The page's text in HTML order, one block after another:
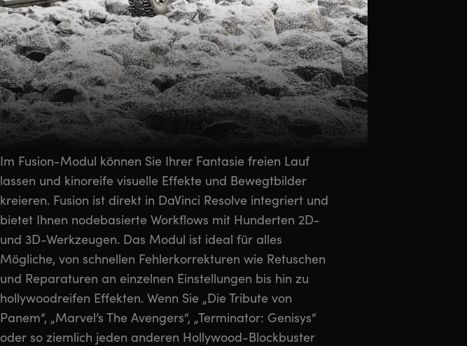
Im Fusion-Modul können Sie Ihrer Fantasie freien Lauf
lassen und kinoreife visuelle Effekte und Bewegtbilder
kreieren. Fusion ist direkt in DaVinci Resolve integriert und
bietet Ihnen nodebasierte Workflows mit Hunderten 2D-
und 3D-Werkzeugen. Das Modul ist ideal für alles
Mögliche, von schnellen Fehlerkorrekturen wie Retuschen
und Reparaturen an einzelnen Einstellungen bis hin zu
hollywoodreifen Effekten. Wenn Sie „Die Tribute von
Panem“, „Marvel’s The Avengers“, „Terminator: Genisys“
oder so ziemlich jeden anderen Hollywood-Blockbuster